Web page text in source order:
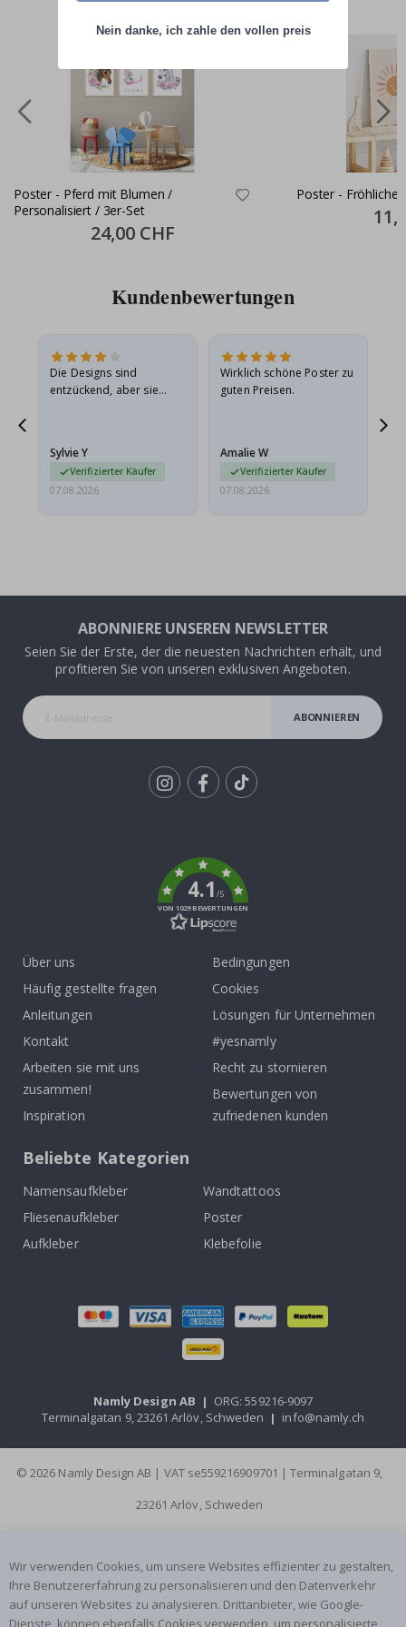
Poster - Pferd mit Blumen /
Personalisiert / 3er-Set
Special
Price
24,00 CHF
Poster - Fröhliche
Price
Kundenbewertungen
Die Designs sind
entzückend, aber sie
sie…
Sylvie Y
Verifizierter Käufer
07.08.2026
Wirklich schöne Poster zu
guten Preisen.
Amalie W
Verifizierter Käufer
07.08.2026
ABONNIERE UNSEREN NEWSLETTER
Seien Sie der Erste, der die neuesten Nachrichten erhält, und
profitieren Sie von unseren exklusiven Angeboten.
ABONNIEREN
4.1/5
VON 1029 BEWERTUNGEN
Über uns
Häufig gestellte fragen
Anleitungen
Kontakt
Arbeiten sie mit uns
zusammen!
Inspiration
Bedingungen
Cookies
Lösungen für Unternehmen
#yesnamly
Recht zu stornieren
Bewertungen von
zufriedenen kunden
Beliebte Kategorien
Namensaufkleber
Wandtattoos
Fliesenaufkleber
Poster
Aufkleber
Klebefolie
Namly Design AB | ORG: 559216-9097
Terminalgatan 9, 23261 Arlöv, Schweden | info@namly.ch
© 2026 Namly Design AB | VAT se559216909701 | Terminalgatan 9,
23261 Arlöv, Schweden
Wir verwenden Cookies, um unsere Websites effizienter zu gestalten,
Ihre Benutzererfahrung zu personalisieren und den Datenverkehr
auf unseren Websites zu analysieren. Drittanbieter, wie Google-
Dienste, können ebenfalls Cookies verwenden, um personalisierte
Nein danke, ich zahle den vollen preis